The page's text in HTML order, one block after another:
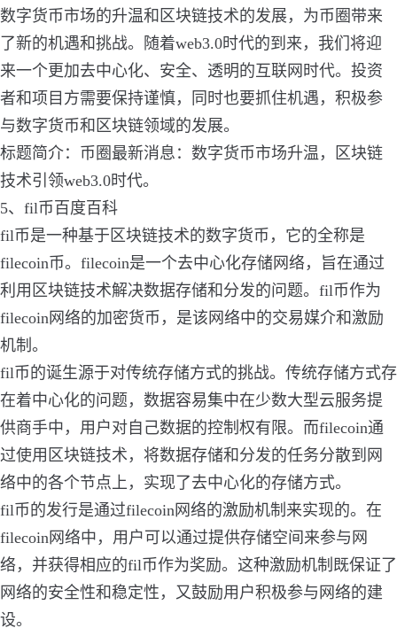
数字货币市场的升温和区块链技术的发展，为币圈带来
了新的机遇和挑战。随着web3.0时代的到来，我们将迎
来一个更加去中心化、安全、透明的互联网时代。投资
者和项目方需要保持谨慎，同时也要抓住机遇，积极参
与数字货币和区块链领域的发展。
标题简介：币圈最新消息：数字货币市场升温，区块链
技术引领web3.0时代。
5、fil币百度百科
fil币是一种基于区块链技术的数字货币，它的全称是
filecoin币。filecoin是一个去中心化存储网络，旨在通过
利用区块链技术解决数据存储和分发的问题。fil币作为
filecoin网络的加密货币，是该网络中的交易媒介和激励
机制。
fil币的诞生源于对传统存储方式的挑战。传统存储方式存
在着中心化的问题，数据容易集中在少数大型云服务提
供商手中，用户对自己数据的控制权有限。而filecoin通
过使用区块链技术，将数据存储和分发的任务分散到网
络中的各个节点上，实现了去中心化的存储方式。
fil币的发行是通过filecoin网络的激励机制来实现的。在
filecoin网络中，用户可以通过提供存储空间来参与网
络，并获得相应的fil币作为奖励。这种激励机制既保证了
网络的安全性和稳定性，又鼓励用户积极参与网络的建
设。